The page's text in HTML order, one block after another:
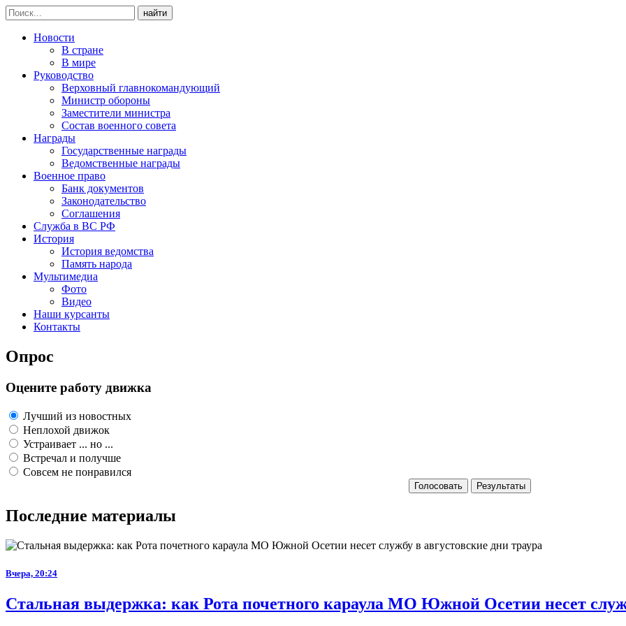
найти
Новости
В стране
В мире
Руководство
Верховный главнокомандующий
Министр обороны
Заместители министра
Состав военного совета
Награды
Государственные награды
Ведомственные награды
Военное право
Банк документов
Законодательство
Соглашения
Служба в ВС РФ
История
История ведомства
Память народа
Мультимедиа
Фото
Видео
Наши курсанты
Контакты
Опрос
Оцените работу движка
Лучший из новостных
Неплохой движок
Устраивает ... но ...
Встречал и получше
Совсем не понравился
Голосовать Результаты
Последние материалы
Вчера, 20:24
Стальная выдержка: как Рота почетного караула МО Южной Осетии несет